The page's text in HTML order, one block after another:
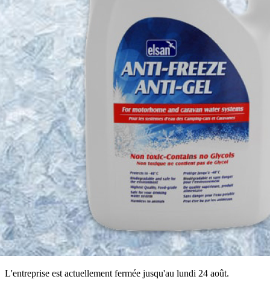
L'entreprise est actuellement fermée jusqu'au lundi 24 août.